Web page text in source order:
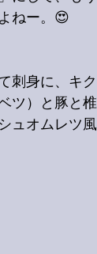
ねー。😍
刺身に、キ
ツ）と豚と
ュオムレツ風